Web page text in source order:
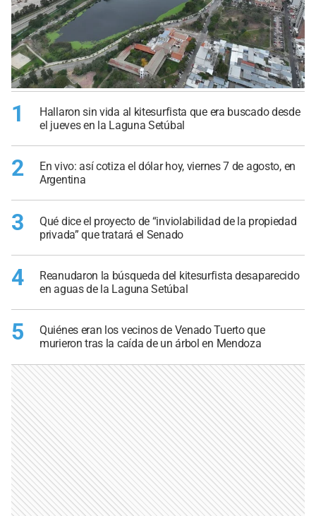
1
Hallaron sin vida al kitesurfista que era buscado desde
el jueves en la Laguna Setúbal
2
En vivo: así cotiza el dólar hoy, viernes 7 de agosto, en
Argentina
3
Qué dice el proyecto de “inviolabilidad de la propiedad
privada” que tratará el Senado
4
Reanudaron la búsqueda del kitesurfista desaparecido
en aguas de la Laguna Setúbal
5
Quiénes eran los vecinos de Venado Tuerto que
murieron tras la caída de un árbol en Mendoza